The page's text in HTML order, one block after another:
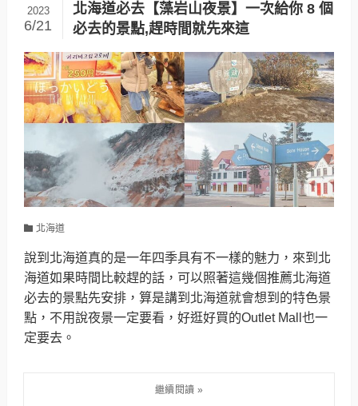
北海道必去【藻岩山夜景】一次給你 8 個
必去的景點,趕時間就先來這
2023
6/21
北海道
說到北海道真的是一年四季具有不一樣的魅力，來到北
海道如果時間比較趕的話，可以照著這幾個推薦北海道
必去的景點先安排，算是講到北海道就會想到的特色景
點，不用說夜景一定要看，好逛好買的Outlet Mall也一
定要去。